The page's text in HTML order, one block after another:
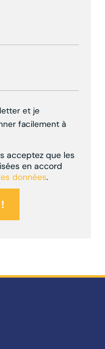
et je
facilement à
acceptez que les
en accord
données.